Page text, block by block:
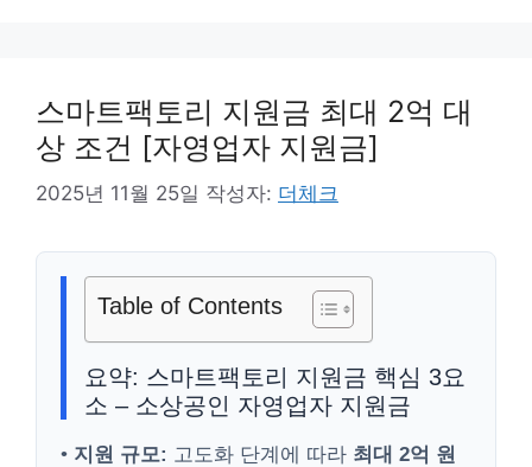
스마트팩토리 지원금 최대 2억 대
상 조건 [자영업자 지원금]
2025년 11월 25일 작성자: 더체크
Table of Contents
요약: 스마트팩토리 지원금 핵심 3요
소 – 소상공인 자영업자 지원금
• 지원 규모: 고도화 단계에 따라 최대 2억 원